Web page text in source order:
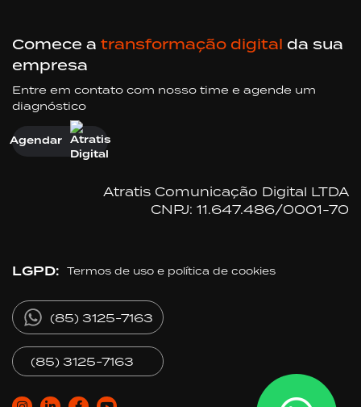
Comece a transformação digital da sua
empresa
Entre em contato com nosso time e agende um
diagnóstico
Agendar
Atratis Comunicação Digital LTDA
CNPJ: 11.647.486/0001-70
LGPD: Termos de uso e política de cookies
(85) 3125-7163
(85) 3125-7163